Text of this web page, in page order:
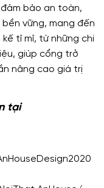
bảo an toàn,
vững, mang đến
tỉ mỉ, từ những chi
giúp cổng trở
nâng cao giá trị
tại